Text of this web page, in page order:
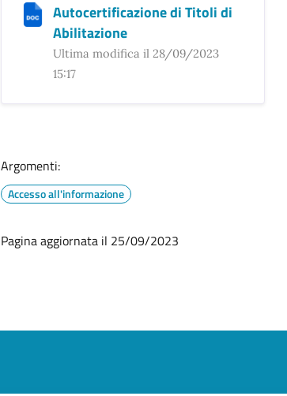
Autocertificazione di Titoli di
Abilitazione
Ultima modifica il 28/09/2023
15:17
Argomenti:
Accesso all'informazione
Pagina aggiornata il 25/09/2023